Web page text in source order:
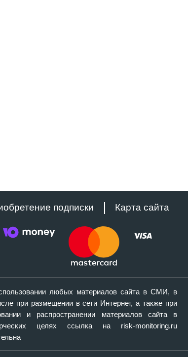
подписки Карта сайта
любых материалов сайта в СМИ, в
при размещении в сети Интернет, а также при
и распространении материалов сайта в
целях ссылка на risk-monitoring.ru